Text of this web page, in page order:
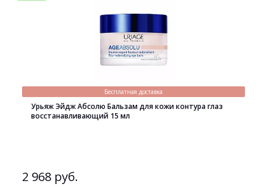
Бесплатная доставка
Урьяж Эйдж Абсолю Бальзам для кожи контура глаз
восстанавливающий 15 мл
2 968 руб.